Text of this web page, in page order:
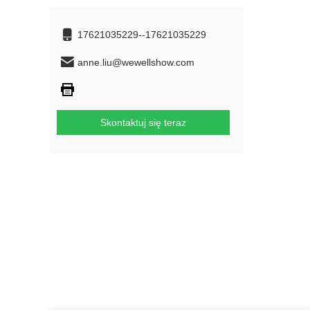
17621035229--17621035229
anne.liu@wewellshow.com
Skontaktuj się teraz